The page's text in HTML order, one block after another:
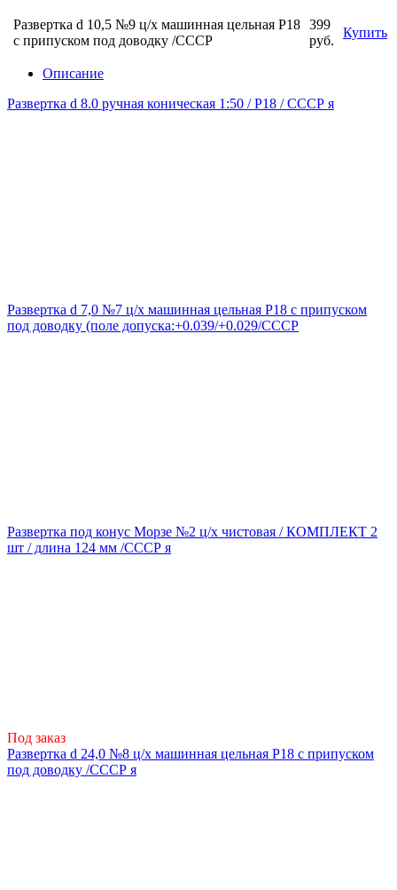
Развертка d 10,5 №9 ц/х машинная цельная Р18
с припуском под доводку /СССР
399
руб.
Купить
Описание
Развертка d 8.0 ручная коническая 1:50 / Р18 / СССР я
Развертка d 7,0 №7 ц/х машинная цельная Р18 с припуском
под доводку (поле допуска:+0.039/+0.029/СССР
Развертка под конус Морзе №2 ц/х чистовая / КОМПЛЕКТ 2
шт / длина 124 мм /СССР я
Под заказ
Развертка d 24,0 №8 ц/х машинная цельная Р18 с припуском
под доводку /СССР я